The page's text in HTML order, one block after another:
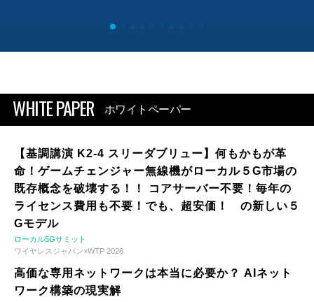
WHITE PAPER ホワイトペーパー
【基調講演 K2-4 スリーダブリュー】何もかもが革
命！ゲームチェンジャー無線機がローカル５G市場の
既存概念を破壊する！！ コアサーバー不要！毎年の
ライセンス費用も不要！でも、超安価！ の新しい５
Gモデル
ローカル5Gサミット
ワイヤレスジャパン×WTP 2026
高価な専用ネットワークは本当に必要か？ AIネット
ワーク構築の現実解